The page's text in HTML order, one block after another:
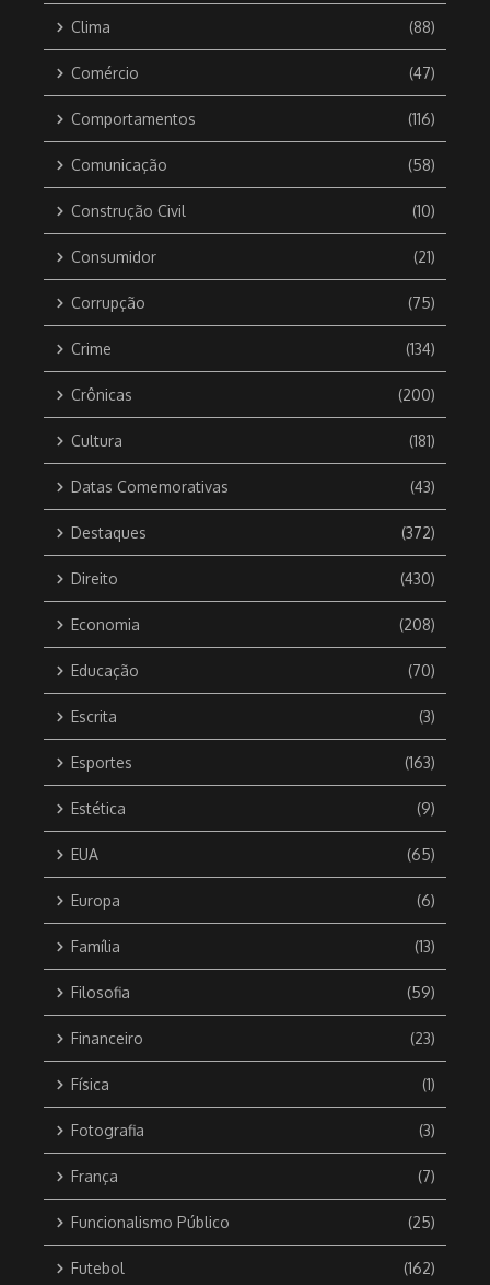
Clima (88)
Comércio (47)
Comportamentos (116)
Comunicação (58)
Construção Civil (10)
Consumidor (21)
Corrupção (75)
Crime (134)
Crônicas (200)
Cultura (181)
Datas Comemorativas (43)
Destaques (372)
Direito (430)
Economia (208)
Educação (70)
Escrita (3)
Esportes (163)
Estética (9)
EUA (65)
Europa (6)
Família (13)
Filosofia (59)
Financeiro (23)
Física (1)
Fotografia (3)
França (7)
Funcionalismo Público (25)
Futebol (162)